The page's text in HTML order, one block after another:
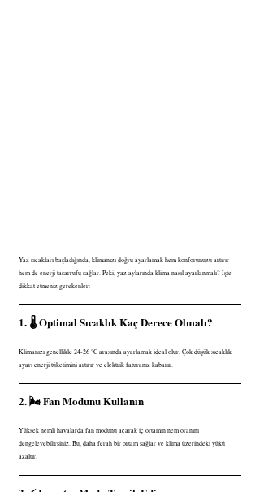
Yaz sıcakları başladığında, klimanızı doğru ayarlamak hem konforunuzu artırır
hem de enerji tasarrufu sağlar. Peki, yaz aylarında klima nasıl ayarlanmalı? İşte
dikkat etmeniz gerekenler:
1. 🌡️ Optimal Sıcaklık Kaç Derece Olmalı?
Klimanızı genellikle 24-26 °C arasında ayarlamak ideal olur. Çok düşük sıcaklık
ayarı enerji tüketimini artırır ve elektrik faturanız kabarır.
2. 🌬️ Fan Modunu Kullanın
Yüksek nemli havalarda fan modunu açarak iç ortamın nem oranını
dengeleyebilirsiniz. Bu, daha ferah bir ortam sağlar ve klima üzerindeki yükü
azaltır.